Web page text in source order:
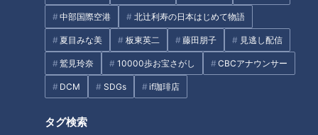
中部国際空港 北辻利寿の日本はじめて物語
夏目みな美 板東英二 藤田朋子 見逃し配信
鷲見玲奈 10000歩お宝さがし CBCアナウンサー
DCM SDGs if珈琲店
タグ検索
おでかけ うなずキング 愛知
花咲かタイムズ
オススメ関連コンテンツ